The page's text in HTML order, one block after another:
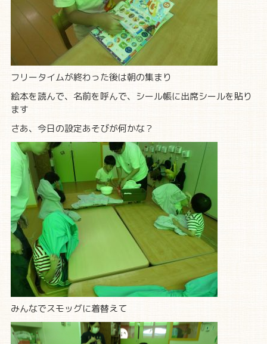
フリータイムが終わった後は朝の集まり
絵本を読んで、名前を呼んで、シール帳に出席シールを貼り
ます
さあ、今日の設定あそびが何かな？
みんなでスモッグに着替えて